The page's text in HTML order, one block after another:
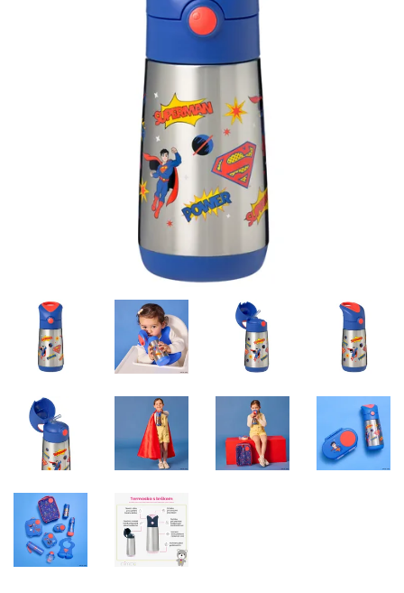
Skladovanie potravín
Výbava na príkrmy
Detské nože a krájače